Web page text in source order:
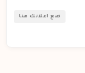
ضع اعلانك هنا